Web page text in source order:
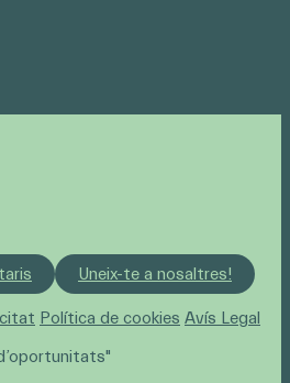
Uneix-te a nosaltres!
Política de cookies Avís Legal